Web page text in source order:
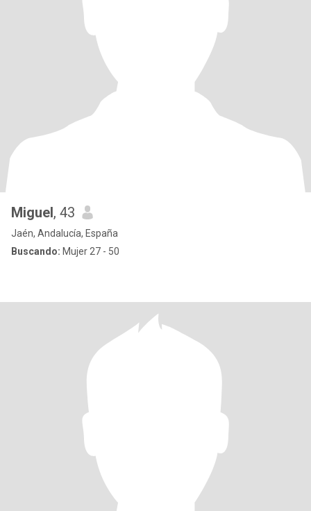
Miguel, 43
Jaén, Andalucía, España
Buscando: Mujer 27 - 50